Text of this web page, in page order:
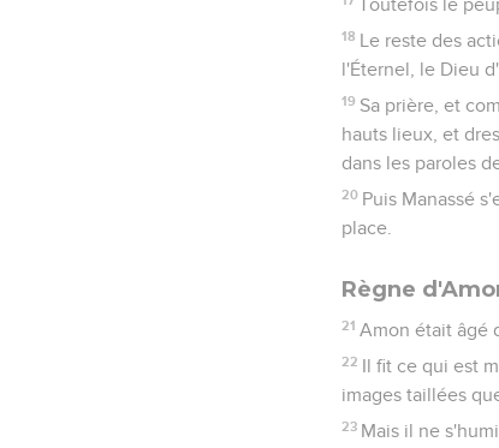
Toutefois le
18 Le reste des
l'Éternel, le Dieu
19 Sa prière, et
hauts lieux, et
dans les paroles
20 Puis Manassé
place.
Règne
21 Amon était âgé
22 Il fit ce qui est
images taillées
23 Mais il ne